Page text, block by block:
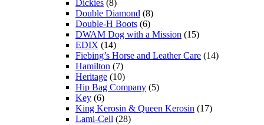
Dickies (8)
Double Diamond (8)
Double-H Boots (6)
DWAM Dog with a Mission (15)
EDIX (14)
Fiebing’s Horse and Leather Care (14)
Hamilton (7)
Heritage (10)
Hip Bag Company (5)
Key (6)
King Kerosin & Queen Kerosin (17)
Lami-Cell (28)